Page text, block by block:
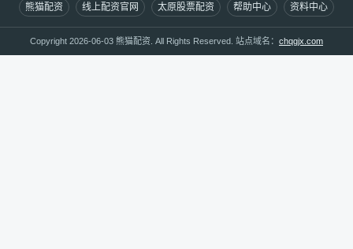
熊猫配资 线上配资官网 太原股票配资 帮助中心 资料中心
Copyright 2026-06-03 熊猫配资. All Rights Reserved. 站点域名： chqgjx.com